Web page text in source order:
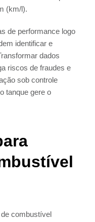
(km/l).
de performance logo
identificar e
dados
riscos de fraudes e
sob controle
tanque gere o
combustível